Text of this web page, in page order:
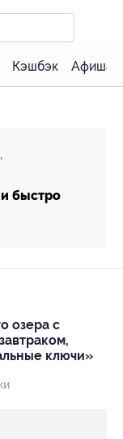
Кэшбэк Афиша
быстро
озера с
ключи»